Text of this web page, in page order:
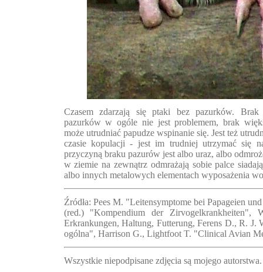
Czasem zdarzają się ptaki bez pazurków.
pazurków w ogóle nie jest problemem, brak
może utrudniać papudze wspinanie się. Jest też
czasie kopulacji - jest im trudniej utrzymać się
przyczyną braku pazurów jest albo uraz, albo
w ziemie na zewnątrz odmrażają sobie palce
albo innych metalowych elementach wyposażenia
Źródła: Pees M. "Leitensymptome bei Papageien
(red.) "Kompendium der Zirvogelkrankheiten",
Erkrankungen, Haltung, Futterung, Ferens D., R. J.
ogólna", Harrison G., Lightfoot T. "Clinical Avian
Wszystkie niepodpisane zdjęcia są mojego autorstwa.